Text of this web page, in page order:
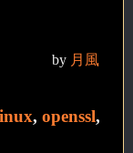
by 月風
, openssl,